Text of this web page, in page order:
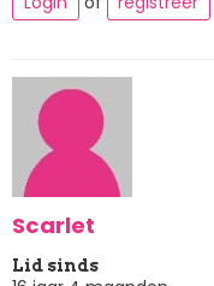
Scarlet
Lid sinds